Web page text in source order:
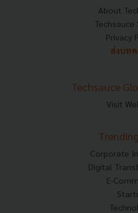
About
Techsauce
Privacy
ส่งบท
Techsauce
Visit
Corporate
Digital
E-